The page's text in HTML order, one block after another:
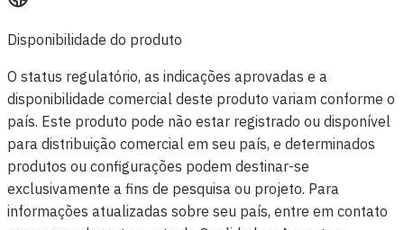
Disponibilidade do produto
O status regulatório, as indicações aprovadas e a
disponibilidade comercial deste produto variam conforme o
país. Este produto pode não estar registrado ou disponível
para distribuição comercial em seu país, e determinados
produtos ou configurações podem destinar-se
exclusivamente a fins de pesquisa ou projeto. Para
informações atualizadas sobre seu país, entre em contato